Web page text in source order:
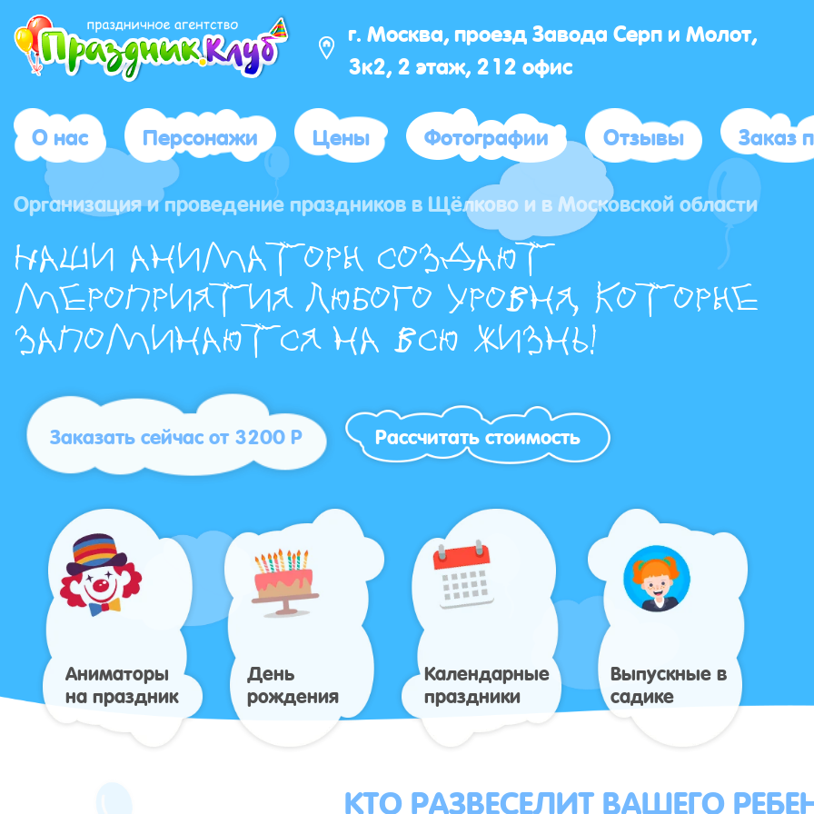
г. Москва, проезд Завода Серп и Молот,
3к2, 2 этаж, 212 офис
О нас
Персонажи Цены Фотографии Отзывы Заказ
Организация и проведение праздников в Щёлково и в Московской области
Наши аниматоры создают
мероприятия любого уровня, которые
запоминаются на всю жизнь!
Заказать сейчас от 3200 Р Рассчитать стоимость
Аниматоры
на праздник
День
рождения
Календарные
праздники
Выпускные в
садике
КТО РАЗВЕСЕЛИТ ВАШЕГО